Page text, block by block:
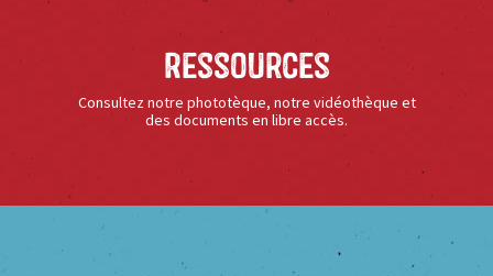
Ressources
Consultez notre phototèque, notre vidéothèque et
des documents en libre accès.